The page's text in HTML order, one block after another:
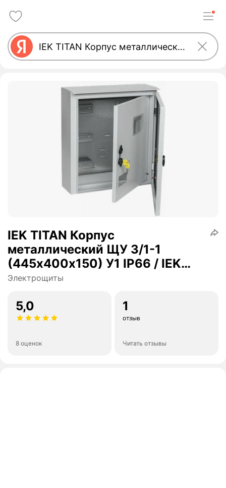
IEK TITAN Корпус
металлический ЩУ 3/1-1
(445х400х150) У1 IP66 / IEK
4606056089592
Электрощиты
5,0
8 оценок
1
отзыв
Читать отзывы